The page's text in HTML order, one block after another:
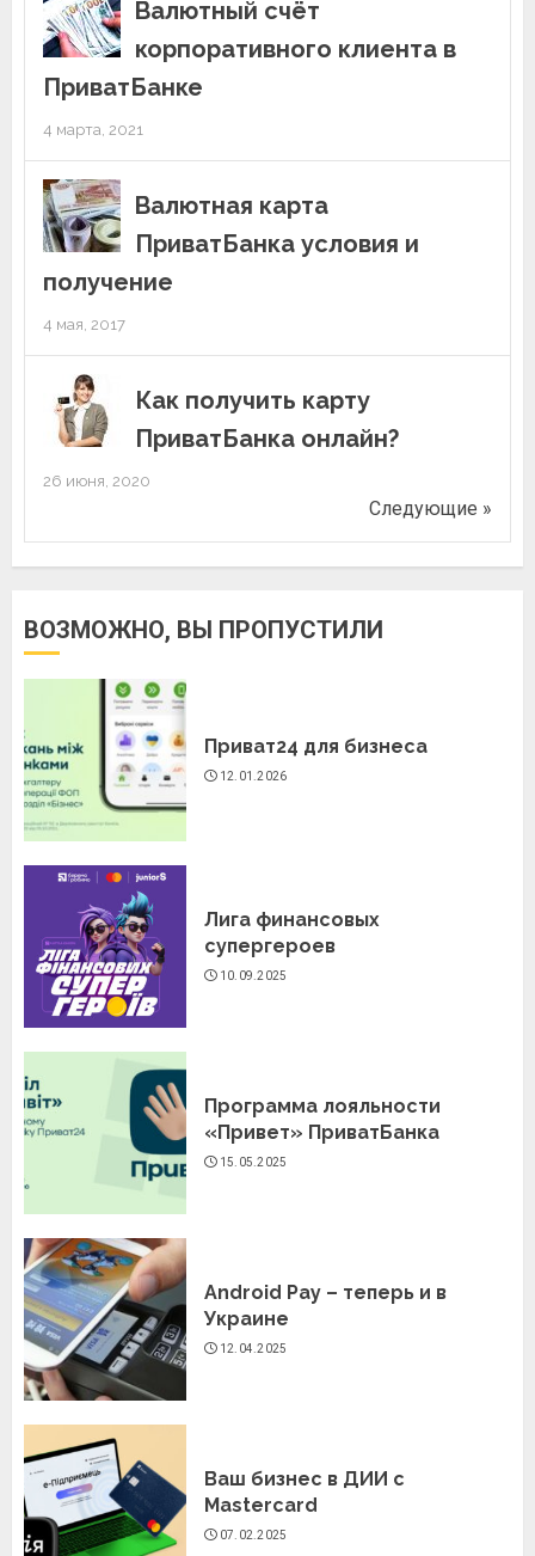
Валютный счёт
корпоративного клиента в
ПриватБанке
4 марта, 2021
Валютная карта
ПриватБанка условия и
получение
4 мая, 2017
Как получить карту
ПриватБанка онлайн?
26 июня, 2020
Следующие »
ВОЗМОЖНО, ВЫ ПРОПУСТИЛИ
Приват24 для бизнеса
12.01.2026
Лига финансовых
супергероев
10.09.2025
Программа лояльности
«Привет» ПриватБанка
15.05.2025
Android Pay – теперь и в
Украине
12.04.2025
Ваш бизнес в ДИИ с
Mastercard
07.02.2025